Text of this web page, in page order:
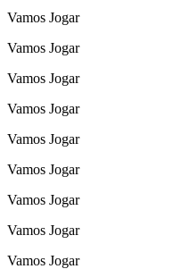
Vamos Jogar
Vamos Jogar
Vamos Jogar
Vamos Jogar
Vamos Jogar
Vamos Jogar
Vamos Jogar
Vamos Jogar
Vamos Jogar